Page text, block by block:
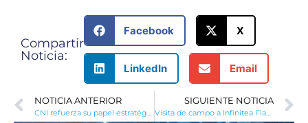
Compartir
Noticia:
Facebook X
LinkedIn Email
NOTICIA ANTERIOR
CNI refuerza su papel estratégico en el impulso a las inversiones del sector energético
SIGUIENTE NOTICIA
Visita de campo a Infinitea Flavor Lab